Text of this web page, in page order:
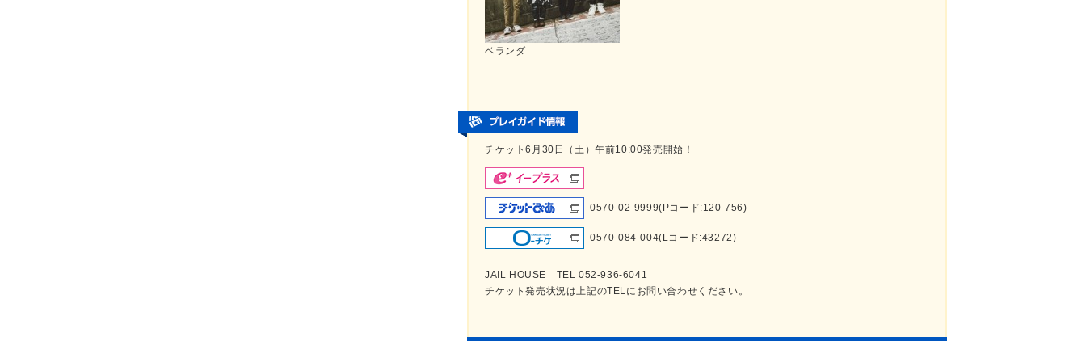
ベランダ
チケット6月30日（土）午前10:00発売開始！
0570-02-9999(Pコード:120-756)
0570-084-004(Lコード:43272)
JAIL HOUSE TEL 052-936-6041
チケット発売状況は上記のTELにお問い合わせください。